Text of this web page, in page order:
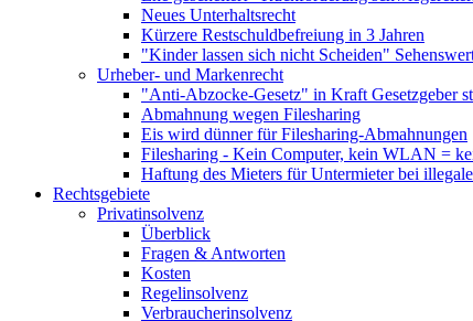
Neues Unterhaltsrecht
Kürzere Restschuldbefreiung in 3 Jahren
"Kinder lassen sich nicht Scheiden"
Urheber- und Markenrecht
"Anti-Abzocke-Gesetz" in Kraft Gesetzgeber
Abmahnung wegen Filesharing
Eis wird dünner für Filesharing-Abmahnungen
Filesharing - Kein Computer, kein WLAN =
Haftung des Mieters für Untermieter bei
Rechtsgebiete
Privatinsolvenz
Überblick
Fragen & Antworten
Kosten
Regelinsolvenz
Verbraucherinsolvenz